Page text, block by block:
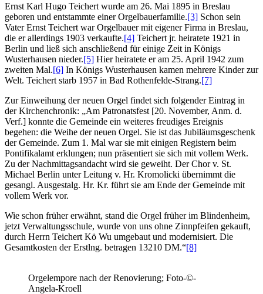
Ernst Karl Hugo Teichert wurde am 26. Mai 1895 in Breslau
geboren und entstammte einer Orgelbauerfamilie.[3] Schon sein
Vater Ernst Teichert war Orgelbauer mit eigener Firma in Breslau,
die er allerdings 1903 verkaufte.[4] Teichert jr. heiratete 1921 in
Berlin und ließ sich anschließend für einige Zeit in Königs
Wusterhausen nieder.[5] Hier heiratete er am 25. April 1942 zum
zweiten Mal.[6] In Königs Wusterhausen kamen mehrere Kinder zur
Welt. Teichert starb 1957 in Bad Rothenfelde-Strang.[7]
Zur Einweihung der neuen Orgel findet sich folgender Eintrag in
der Kirchenchronik: „Am Patronatsfest [20. November, Anm. d.
Verf.] konnte die Gemeinde ein weiteres freudiges Ereignis
begehen: die Weihe der neuen Orgel. Sie ist das Jubiläumsgeschenk
der Gemeinde. Zum 1. Mal war sie mit einigen Registern beim
Pontifikalamt erklungen; nun präsentiert sie sich mit vollem Werk.
Zu der Nachmittagsandacht wird sie geweiht. Der Chor v. St.
Michael Berlin unter Leitung v. Hr. Kromolicki übernimmt die
gesangl. Ausgestalg. Hr. Kr. führt sie am Ende der Gemeinde mit
vollem Werk vor.
Wie schon früher erwähnt, stand die Orgel früher im Blindenheim,
jetzt Verwaltungsschule, wurde von uns ohne Zinnpfeifen gekauft,
durch Herrn Teichert Kö Wu umgebaut und modernisiert. Die
Gesamtkosten der Erstlng. betragen 13210 DM.“[8]
Orgelempore nach der Renovierung; Foto-©-
Angela-Kroell